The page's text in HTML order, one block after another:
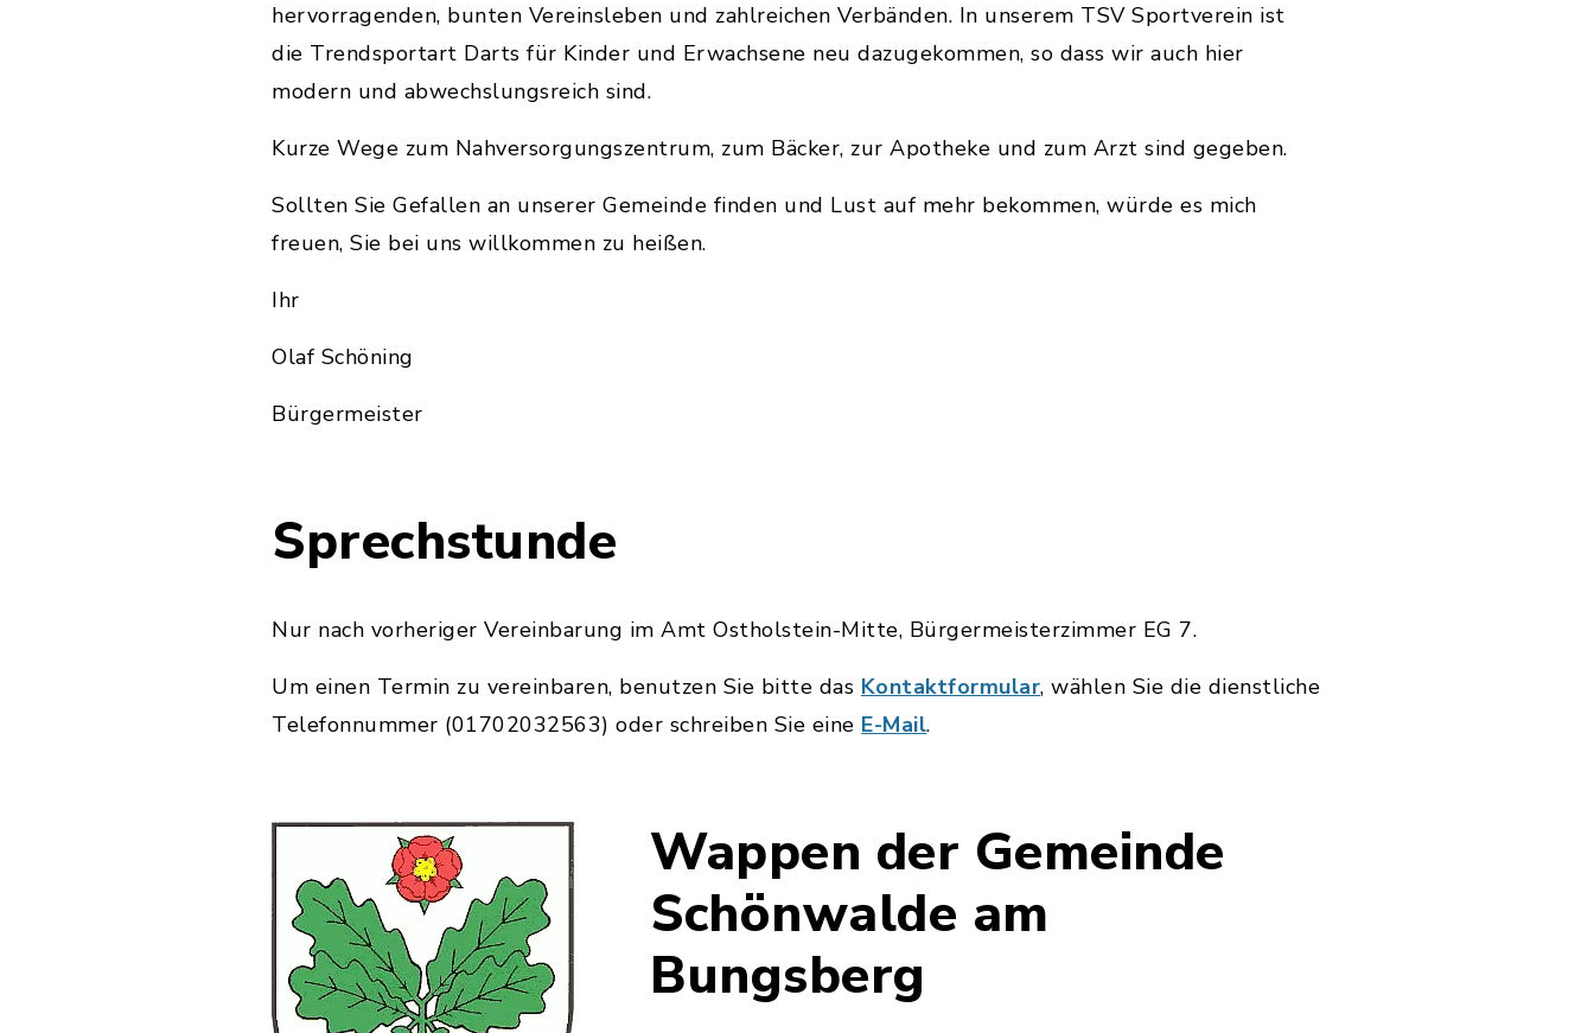
hervorragenden, bunten Vereinsleben und zahlreichen Verbänden. In unserem TSV Sportverein ist
die Trendsportart Darts für Kinder und Erwachsene neu dazugekommen, so dass wir auch hier
modern und abwechslungsreich sind.
Kurze Wege zum Nahversorgungszentrum, zum Bäcker, zur Apotheke und zum Arzt sind gegeben.
Sollten Sie Gefallen an unserer Gemeinde finden und Lust auf mehr bekommen, würde es mich
freuen, Sie bei uns willkommen zu heißen.
Ihr
Olaf Schöning
Bürgermeister
Sprechstunde
Nur nach vorheriger Vereinbarung im Amt Ostholstein-Mitte, Bürgermeisterzimmer EG 7.
Um einen Termin zu vereinbaren, benutzen Sie bitte das Kontaktformular, wählen Sie die dienstliche
Telefonnummer (01702032563) oder schreiben Sie eine E-Mail.
Wappen der Gemeinde
Schönwalde am
Bungsberg